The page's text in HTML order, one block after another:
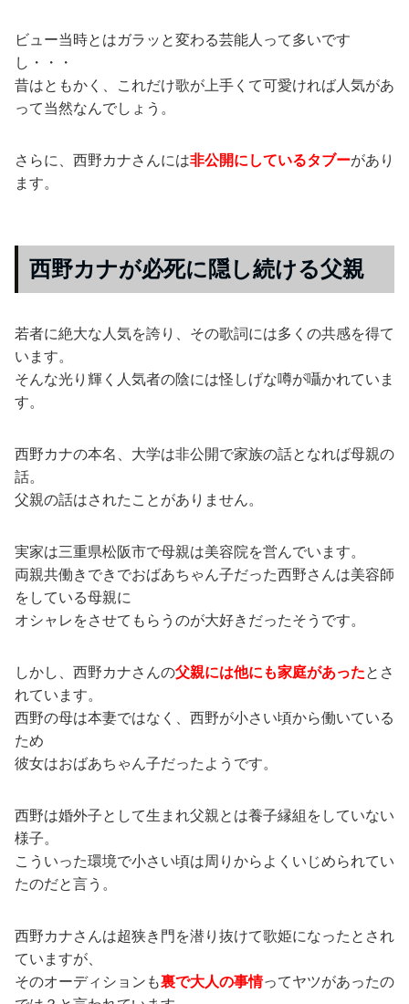
ビュー当時とはガラッと変わる芸能人って多いです
し・・・
昔はともかく、これだけ歌が上手くて可愛ければ人気があ
って当然なんでしょう。
さらに、西野カナさんには非公開にしているタブーがあり
ます。
西野カナが必死に隠し続ける父親
若者に絶大な人気を誇り、その歌詞には多くの共感を得て
います。
そんな光り輝く人気者の陰には怪しげな噂が囁かれていま
す。
西野カナの本名、大学は非公開で家族の話となれば母親の
話。
父親の話はされたことがありません。
実家は三重県松阪市で母親は美容院を営んでいます。
両親共働きできでおばあちゃん子だった西野さんは美容師
をしている母親に
オシャレをさせてもらうのが大好きだったそうです。
しかし、西野カナさんの父親には他にも家庭があったとさ
れています。
西野の母は本妻ではなく、西野が小さい頃から働いている
ため
彼女はおばあちゃん子だったようです。
西野は婚外子として生まれ父親とは養子縁組をしていない
様子。
こういった環境で小さい頃は周りからよくいじめられてい
たのだと言う。
西野カナさんは超狭き門を潜り抜けて歌姫になったとされ
ていますが、
そのオーディションも裏で大人の事情ってヤツがあったの